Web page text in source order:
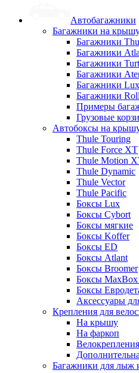
Автобагажники
Багажники на
Багажники
Багажники
Багажники
Багажники
Багажники Lux
Багажники
Примеры
Грузовые
Автобоксы на
Thule Touring
Thule Force XT
Thule Motion
Thule Dynamic
Thule Vector
Thule Pacific
Боксы Lux
Боксы Cybort
Боксы мягкие
Боксы Koffer
Боксы ED
Боксы Atlant
Боксы Broomer
Боксы MaxBox
Боксы
Аксессуары
Крепления для
На крышу
На фаркоп
Багажники для лыж